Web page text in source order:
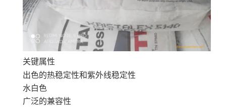
关键属性
出色的热稳定性和紫外线稳定性
水白色
广泛的兼容性